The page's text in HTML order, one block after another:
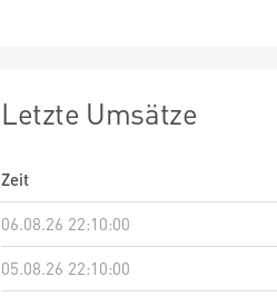
Letzte Umsätze
Zeit
06.08.26 22:10:00
05.08.26 22:10:00